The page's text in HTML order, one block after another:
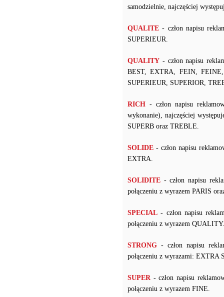
samodzielnie, najczęściej
QUALITE - człon napisu
SUPERIEUR.
QUALITY - człon napisu
BEST, EXTRA, FEIN,
SUPERIEUR, SUPERIOR,
RICH - człon napisu
wykonanie), najczęściej
SUPERB oraz TREBLE.
SOLIDE - człon napisu
EXTRA.
SOLIDITE - człon napisu
połączeniu z wyrazem PARIS
SPECIAL - człon napisu
połączeniu z wyrazem QUALITY.
STRONG - człon napisu
połączeniu z wyrazami: EXTRA
SUPER- człon napisu
połączeniu z wyrazem FINE.